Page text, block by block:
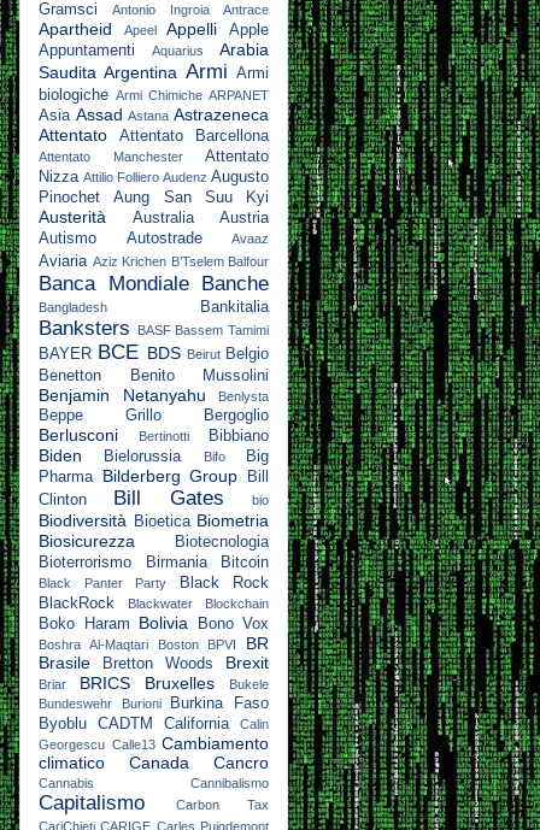
Gramsci
Antonio Ingroia Antrace
Apartheid Apeel Appelli
Apple
Appuntamenti
Aquarius
Arabia
Saudita Argentina Armi Armi
biologiche Armi Chimiche ARPANET
Asia Assad Astana Astrazeneca
Attentato
Attentato Barcellona
Attentato Manchester
Attentato
Nizza Attilio Folliero Audenz Augusto
Pinochet
Aung San Suu Kyi
Austerità Australia
Austria
Autismo
Autostrade Avaaz
Aviaria Aziz Krichen B’Tselem Balfour
Banca Mondiale Banche
Bangladesh Bankitalia
Banksters BASF Bassem Tamimi
BAYER BCE BDS Beirut Belgio
Benetton
Benito Mussolini
Benjamin Netanyahu Benlysta
Beppe Grillo Bergoglio
Berlusconi Bertinotti Bibbiano
Biden Bielorussia Bifo
Big
Pharma
Bilderberg Group
Bill
Clinton
Bill Gates bio
Biodiversità Bioetica Biometria
Biosicurezza
Biotecnologia
Bioterrorismo
Birmania Bitcoin
Black Panter Party
Black Rock
BlackRock
Blackwater Blockchain
Boko Haram Bolivia Bono Vox
Boshra Al-Maqtari Boston BPVI
BR
Brasile
Bretton Woods Brexit
Briar BRICS Bruxelles
Bukele
Bundeswehr
Burioni
Burkina Faso
Byoblu
CADTM California
Calin
Georgescu Calle13 Cambiamento
climatico
Canada Cancro
Cannabis Cannibalismo
Capitalismo
Carbon Tax
CariChieti CARIGE Carles Puigdemont